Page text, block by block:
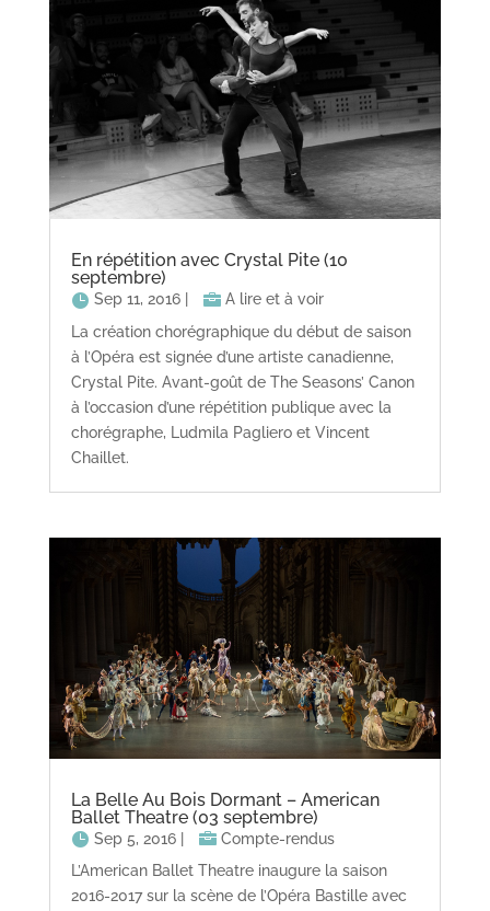
En répétition avec Crystal Pite (10
septembre)
Sep 11, 2016|
A lire et à voir
La création chorégraphique du début de saison
à l’Opéra est signée d’une artiste canadienne,
Crystal Pite. Avant-goût de The Seasons’ Canon
à l’occasion d’une répétition publique avec la
chorégraphe, Ludmila Pagliero et Vincent
Chaillet.
La Belle Au Bois Dormant – American
Ballet Theatre (03 septembre)
Sep 5, 2016|
Compte-rendus
L’American Ballet Theatre inaugure la saison
2016-2017 sur la scène de l’Opéra Bastille avec